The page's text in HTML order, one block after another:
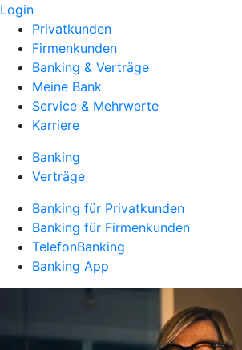
Login
Privatkunden
Firmenkunden
Banking & Verträge
Meine Bank
Service & Mehrwerte
Karriere
Banking
Verträge
Banking für Privatkunden
Banking für Firmenkunden
TelefonBanking
Banking App